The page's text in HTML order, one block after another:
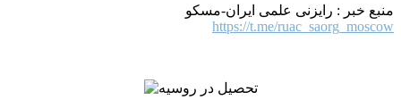
منبع خبر : رایزنی علمی ایران-مسکو
https://t.me/ruac_saorg_moscow